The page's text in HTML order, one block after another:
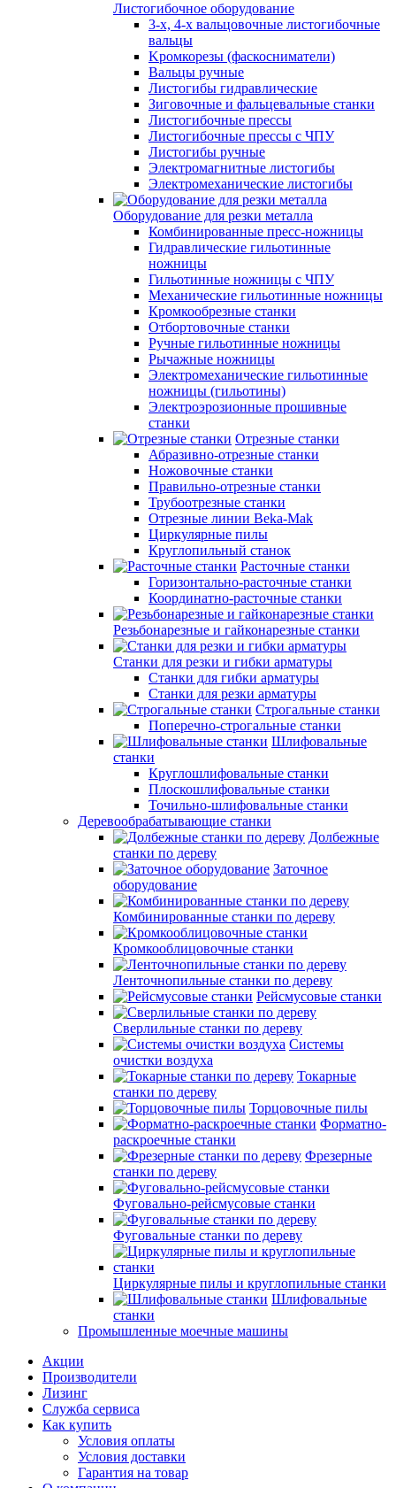
Листогибочное оборудование
3-х, 4-х вальцовочные листогибочные
вальцы
Kромкорезы (фаскосниматели)
Вальцы ручные
Листогибы гидравлические
Зиговочные и фальцевальные станки
Листогибочные прессы
Листогибочные прессы с ЧПУ
Листогибы ручные
Электромагнитные листогибы
Электромеханические листогибы
Оборудование для резки металла
Комбинированные пресс-ножницы
Гидравлические гильотинные
ножницы
Гильотинные ножницы с ЧПУ
Механические гильотинные ножницы
Кромкообрезные станки
Отбортовочные станки
Ручные гильотинные ножницы
Рычажные ножницы
Электромеханические гильотинные
ножницы (гильотины)
Электроэрозионные прошивные
станки
Отрезные станки
Абразивно-отрезные станки
Ножовочные станки
Правильно-отрезные станки
Трубоотрезные станки
Отрезные линии Beka-Mak
Циркулярные пилы
Круглопильный станок
Расточные станки
Горизонтально-расточные станки
Координатно-расточные станки
Резьбонарезные и гайконарезные станки
Станки для резки и гибки арматуры
Станки для гибки арматуры
Станки для резки арматуры
Строгальные станки
Поперечно-строгальные станки
Шлифовальные
станки
Круглошлифовальные станки
Плоскошлифовальные станки
Точильно-шлифовальные станки
Деревообрабатывающие станки
Долбежные
станки по дереву
Заточное
оборудование
Комбинированные станки по дереву
Кромкооблицовочные станки
Ленточнопильные станки по дереву
Рейсмусовые станки
Сверлильные станки по дереву
Системы
очистки воздуха
Токарные
станки по дереву
Торцовочные пилы
Форматно-
раскроечные станки
Фрезерные
станки по дереву
Фуговально-рейсмусовые станки
Фуговальные станки по дереву
Циркулярные пилы и круглопильные станки
Шлифовальные
станки
Промышленные моечные машины
Акции
Производители
Лизинг
Служба сервиса
Как купить
Условия оплаты
Условия доставки
Гарантия на товар